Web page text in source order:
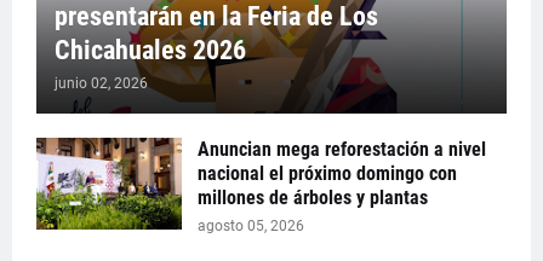
presentarán en la Feria de Los
Chicahuales 2026
junio 02, 2026
Anuncian mega reforestación a nivel
nacional el próximo domingo con
millones de árboles y plantas
agosto 05, 2026